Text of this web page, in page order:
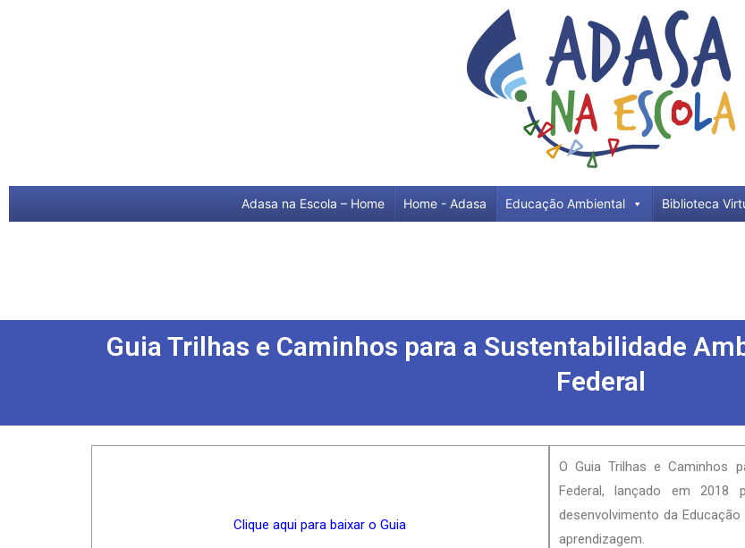
Adasa na Escola – Home Home - Adasa Educação Ambiental Biblioteca
Guia Trilhas e Caminhos para a Sustentabilidade
Federal
Clique aqui para baixar o Guia
O Guia Trilhas e Caminhos
Federal, lançado em 2018
desenvolvimento da
aprendizagem.